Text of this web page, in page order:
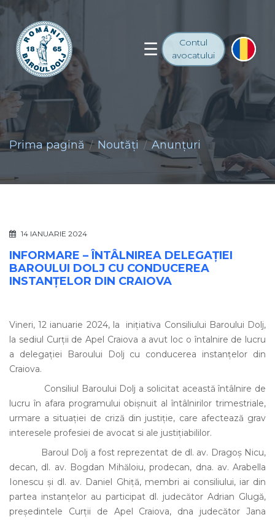
Contul
avocatului
Prima pagină Noutăţi Anunţuri
14 IANUARIE 2024
INFORMARE – ÎNTÂLNIREA DELEGAȚIEI
BAROULUI DOLJ CU CONDUCEREA
INSTANȚELOR DIN CRAIOVA
Vineri, 12 ianuarie 2024, la inițiativa Consiliului Baroului Dolj,
la sediul Curții de Apel Craiova a avut loc o întalnire de lucru
a delegației Baroului Dolj cu conducerea instanțelor din
Craiova.
Consiliul Baroului Dolj a solicitat această întâlnire de
lucru în afara programului obișnuit al întâlnirilor trimestriale,
urmare a situației de criză din justiție, care afectează grav
interesele profesiei de avocat si ale justițiabililor.
Baroul Dolj a fost reprezentat de dl. av. Dragoș Nicu,
decan, dl. av. Bogdan Mihăloiu, prodecan, dna. av. Arabella
Ionescu și dl. av. Daniel Ghiță, membri ai consiliului, iar din
partea instanțelor au participat dl. judecător Adrian Glugă,
președintele Curții de Apel Craiova, dna judecător Jana